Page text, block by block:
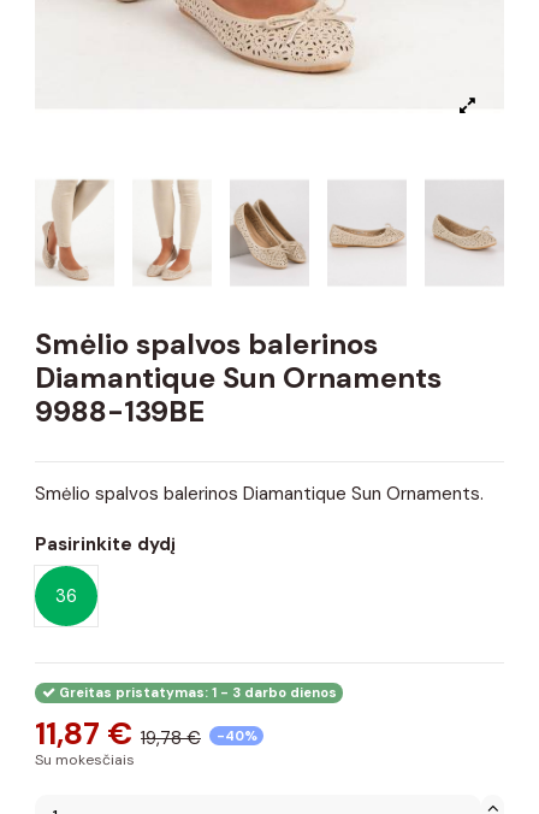
Smėlio spalvos balerinos
Diamantique Sun Ornaments
9988-139BE
Smėlio spalvos balerinos Diamantique Sun Ornaments.
Pasirinkite dydį
36
Greitas pristatymas: 1 - 3 darbo dienos
11,87 € 19,78 € -40%
Su mokesčiais